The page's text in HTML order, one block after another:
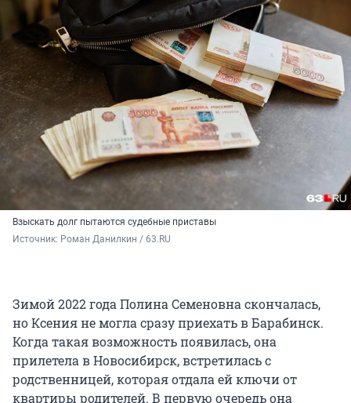
Взыскать долг пытаются судебные приставы
Источник: Роман Данилкин / 63.RU
Зимой 2022 года Полина Семеновна скончалась,
но Ксения не могла сразу приехать в Барабинск.
Когда такая возможность появилась, она
прилетела в Новосибирск, встретилась с
родственницей, которая отдала ей ключи от
квартиры родителей. В первую очередь она